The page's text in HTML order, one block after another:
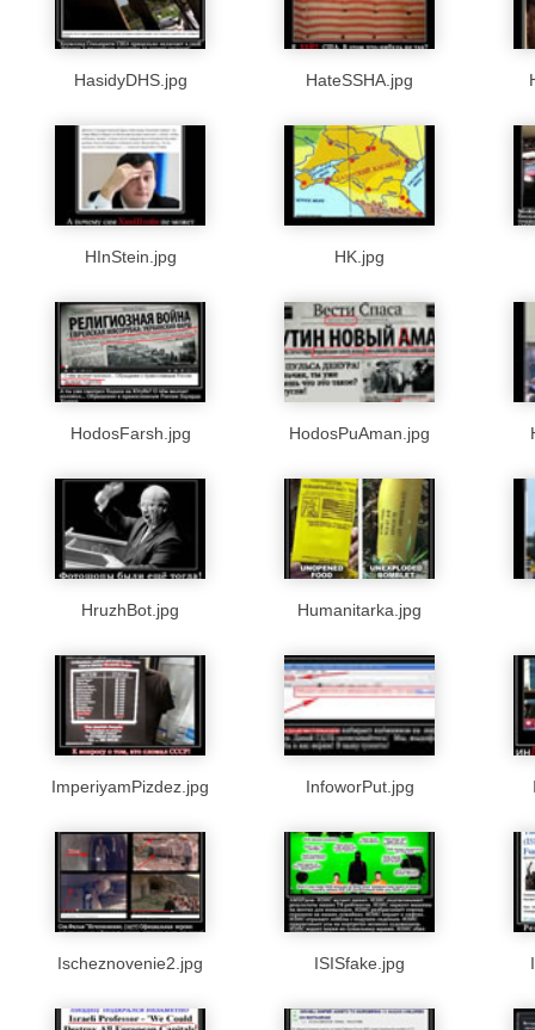
HasidyDHS.jpg HateSSHA.jpg
HInStein.jpg HK.jpg
HodosFarsh.jpg HodosPuAman.jpg
HruzhBot.jpg Humanitarka.jpg
ImperiyamPizdez.jpg InfoworPut.jpg
Ischeznovenie2.jpg ISISfake.jpg